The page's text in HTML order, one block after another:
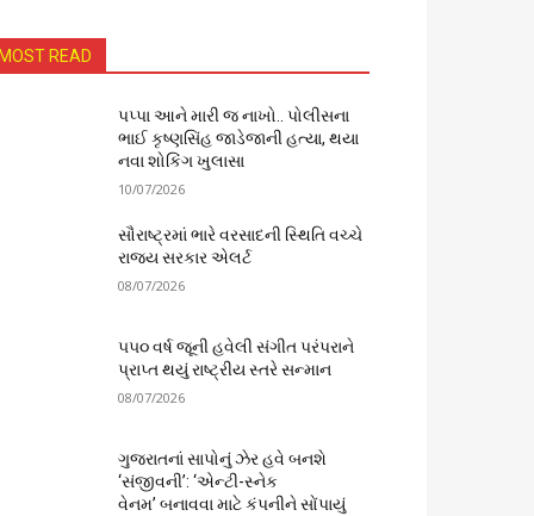
MOST READ
પપ્પા આને મારી જ નાખો.. પોલીસના
ભાઈ કૃષ્ણસિંહ જાડેજાની હત્યા, થયા
નવા શોકિંગ ખુલાસા
10/07/2026
સૌરાષ્ટ્રમાં ભારે વરસાદની સ્થિતિ વચ્ચે
રાજ્ય સરકાર એલર્ટ
08/07/2026
૫૫૦ વર્ષ જૂની હવેલી સંગીત પરંપરાને
પ્રાપ્ત થયું રાષ્ટ્રીય સ્તરે સન્માન
08/07/2026
ગુજરાતનાં સાપોનું ઝેર હવે બનશે
‘સંજીવની’: ‘એન્ટી-સ્નેક
વેનમ’ બનાવવા માટે કંપનીને સોંપાયું